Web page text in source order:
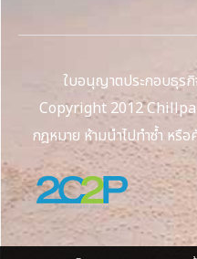
ใบอนุญาตประกอบธุรกิ
Copyright 2012
กฎหมาย ห้ามนำไปทำซ้ำ หรื